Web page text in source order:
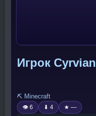
Игрок Cyrvian
⛏️ Minecraft
👁 6 ⬇ 4 ★ —